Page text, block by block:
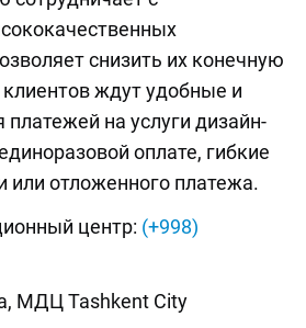
снизить их конечную
ждут удобные и
на услуги дизайн-
оплате, гибкие
или отложенного платежа.
центр: (+998)
МДЦ Tashkent City